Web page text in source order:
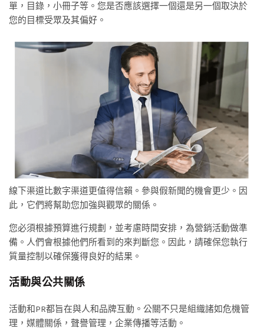
單，目錄，小冊子等。您是否應該選擇一個還是另一個取決於
您的目標受眾及其偏好。
線下渠道比數字渠道更值得信賴。參與假新聞的機會更少。因
此，它們將幫助您加強與觀眾的關係。
您必須根據預算進行規劃，並考慮時間安排，為營銷活動做準
備。人們會根據他們所看到的來判斷您。因此，請確保您執行
質量控制以確保獲得良好的結果。
活動與公共關係
活動和PR都旨在與人和品牌互動。公關不只是組織諸如危機管
理，媒體關係，聲譽管理，企業傳播等活動。